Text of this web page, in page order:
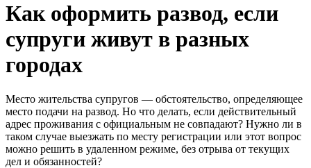
Как оформить развод, если
супруги живут в разных
городах
Место жительства супругов — обстоятельство, определяющее
место подачи на развод. Но что делать, если действительный
адрес проживания с официальным не совпадают? Нужно ли в
таком случае выезжать по месту регистрации или этот вопрос
можно решить в удаленном режиме, без отрыва от текущих
дел и обязанностей?